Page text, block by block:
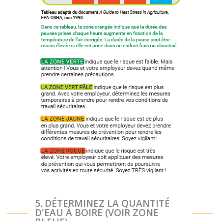
5. DÉTERMINEZ LA QUANTITÉ
D'EAU À BOIRE (VOIR ZONE